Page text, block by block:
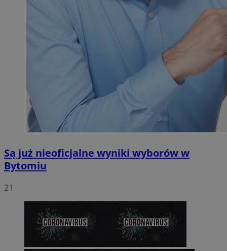
Są już nieoficjalne wyniki wyborów w
Bytomiu
21